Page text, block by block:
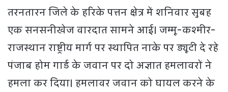
तरनतारन जिले के हरिके पत्तन क्षेत्र में शनिवार सुबह
एक सनसनीखेज वारदात सामने आई। जम्मू-कश्मीर-
राजस्थान राष्ट्रीय मार्ग पर स्थापित नाके पर ड्यूटी दे रहे
पंजाब होम गार्ड के जवान पर दो अज्ञात हमलावरों ने
हमला कर दिया। हमलावर जवान को घायल करने के